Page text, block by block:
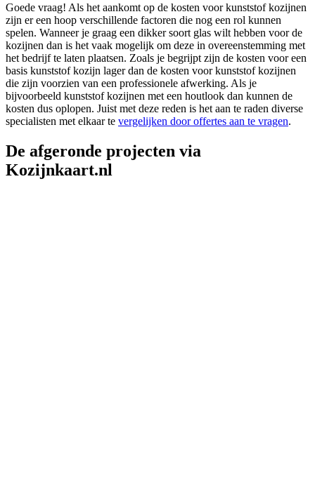
Goede vraag! Als het aankomt op de kosten voor kunststof kozijnen
zijn er een hoop verschillende factoren die nog een rol kunnen
spelen. Wanneer je graag een dikker soort glas wilt hebben voor de
kozijnen dan is het vaak mogelijk om deze in overeenstemming met
het bedrijf te laten plaatsen. Zoals je begrijpt zijn de kosten voor een
basis kunststof kozijn lager dan de kosten voor kunststof kozijnen
die zijn voorzien van een professionele afwerking. Als je
bijvoorbeeld kunststof kozijnen met een houtlook dan kunnen de
kosten dus oplopen. Juist met deze reden is het aan te raden diverse
specialisten met elkaar te vergelijken door offertes aan te vragen.
De afgeronde projecten via
Kozijnkaart.nl